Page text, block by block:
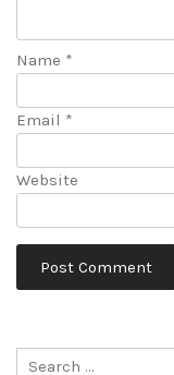
Name *
Email *
Website